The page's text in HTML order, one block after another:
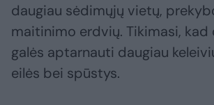
daugiau sėdimųjų vietų,
maitinimo erdvių. Tikimasi, kad
galės aptarnauti daugiau
eilės bei spūstys.